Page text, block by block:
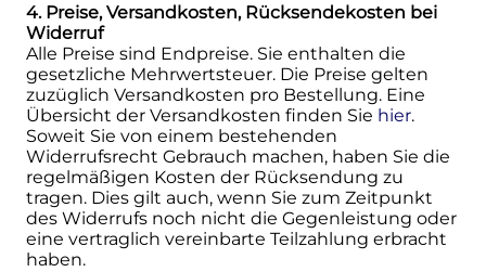
4. Preise, Versandkosten, Rücksendekosten bei
Widerruf
Alle Preise sind Endpreise. Sie enthalten die
gesetzliche Mehrwertsteuer. Die Preise gelten
zuzüglich Versandkosten pro Bestellung. Eine
Übersicht der Versandkosten finden Sie hier.
Soweit Sie von einem bestehenden
Widerrufsrecht Gebrauch machen, haben Sie die
regelmäßigen Kosten der Rücksendung zu
tragen. Dies gilt auch, wenn Sie zum Zeitpunkt
des Widerrufs noch nicht die Gegenleistung oder
eine vertraglich vereinbarte Teilzahlung erbracht
haben.